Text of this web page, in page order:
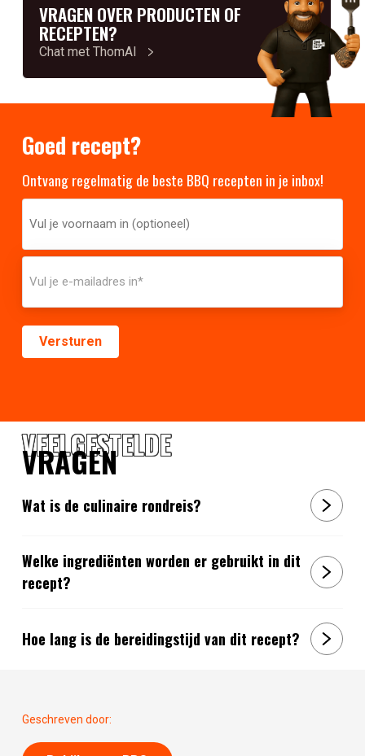
VRAGEN OVER PRODUCTEN OF
RECEPTEN?
Chat met ThomAI
Goed recept?
Ontvang regelmatig de beste BBQ recepten in je inbox!
VEELGESTELDE
VRAGEN
Wat is de culinaire rondreis?
Welke ingrediënten worden er gebruikt in dit
recept?
Hoe lang is de bereidingstijd van dit recept?
Geschreven door: